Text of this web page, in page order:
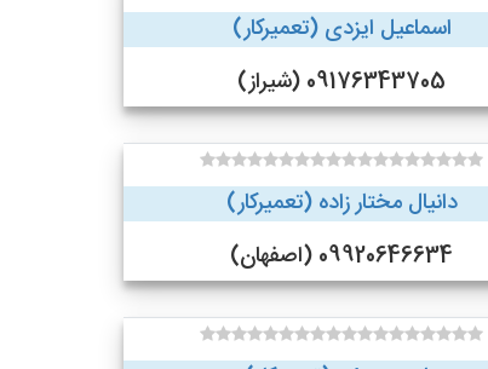
اسماعیل ایزدی (تعمیرکار)
09176343705 (شیراز)
دانیال مختار زاده (تعمیرکار)
09920646634 (اصفهان)